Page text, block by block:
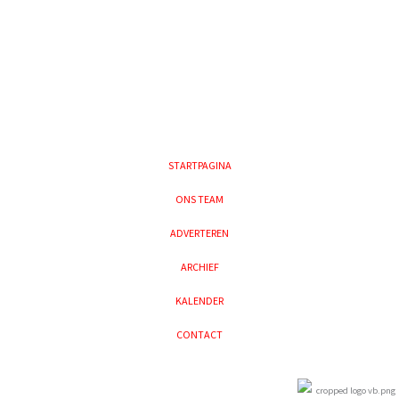
STARTPAGINA
ONS TEAM
ADVERTEREN
ARCHIEF
KALENDER
CONTACT